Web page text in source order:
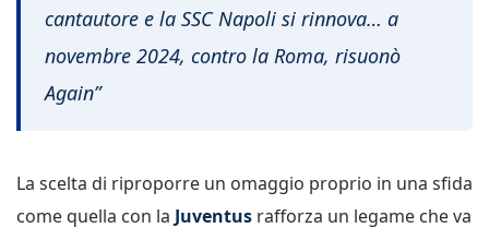
cantautore e la SSC Napoli si rinnova… a
novembre 2024, contro la Roma, risuonò
Again”
La scelta di riproporre un omaggio proprio in una sfida
come quella con la Juventus rafforza un legame che va